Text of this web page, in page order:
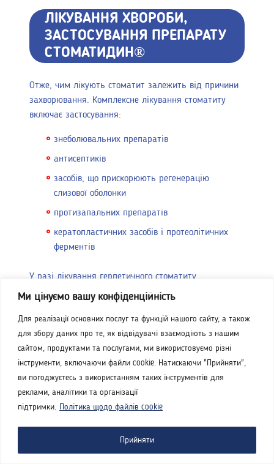
Ми цінуємо вашу конфіденційність
Для реалізації основних послуг та функцій нашого сайту, а також
для збору даних про те, як відвідувачі взаємодіють з нашим
сайтом, продуктами та послугами, ми використовуємо різні
інструменти, включаючи файли cookie. Натискаючи "Прийняти",
ви погоджуєтесь з використанням таких інструментів для
реклами, аналітики та організації
підтримки.
Політика щодо файлів cookie
Прийняти
ЛІКУВАННЯ ХВОРОБИ,
ЗАСТОСУВАННЯ ПРЕПАРАТУ
СТОМАТИДИН®
Отже, чим лікують стоматит залежить від причини
захворювання. Комплексне лікування стоматиту
включає застосування:
знеболювальних препаратів
антисептиків
засобів, що прискорюють регенерацію
слизової оболонки
протизапальних препаратів
кератопластичних засобів і протеолітичних
ферментів
У разі лікування герпетичного стоматиту
призначають курс противірусних препаратів. У разі
антимікотичні властивості. Для підняття імунітету
призначають імуномодулятори. Незалежно від
форми хвороби пацієнтам рекомендовані
полоскання, Стоматидин — один із найкращих
препаратів для санації та відновлення ротової
порожнини.